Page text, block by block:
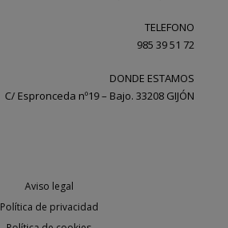
TELEFONO
985 39 51 72
DONDE ESTAMOS
C/ Espronceda nº19 – Bajo. 33208 GIJÓN
Aviso legal
Política de privacidad